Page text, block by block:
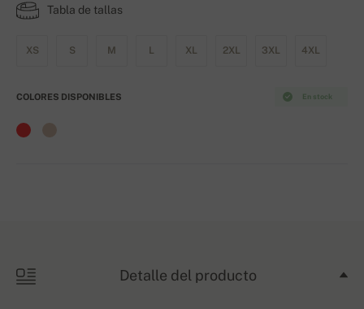
Tabla de tallas
XS S M L XL 2XL 3XL 4XL
En stock
COLORES DISPONIBLES
Detalle del producto